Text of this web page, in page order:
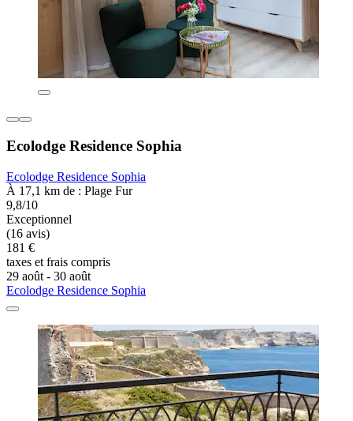
Ecolodge Residence Sophia
Ecolodge Residence Sophia
À 17,1 km de : Plage Fur
9,8/10
Exceptionnel
(16 avis)
181 €
taxes et frais compris
29 août - 30 août
Ecolodge Residence Sophia